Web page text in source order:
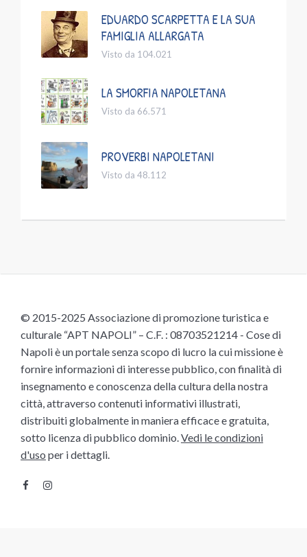
EDUARDO SCARPETTA E LA SUA
FAMIGLIA ALLARGATA
Visto da 104.021
LA SMORFIA NAPOLETANA
Visto da 66.571
PROVERBI NAPOLETANI
Visto da 48.112
© 2015-2025 Associazione di promozione turistica e
culturale “APT NAPOLI” – C.F. : 08703521214 - Cose di
Napoli è un portale senza scopo di lucro la cui missione è
fornire informazioni di interesse pubblico, con finalità di
insegnamento e conoscenza della cultura della nostra
città, attraverso contenuti informativi illustrati,
distribuiti globalmente in maniera efficace e gratuita,
sotto licenza di pubblico dominio.Vedi le condizioni
d'uso per i dettagli.